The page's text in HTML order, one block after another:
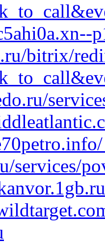
bitrix/
services/